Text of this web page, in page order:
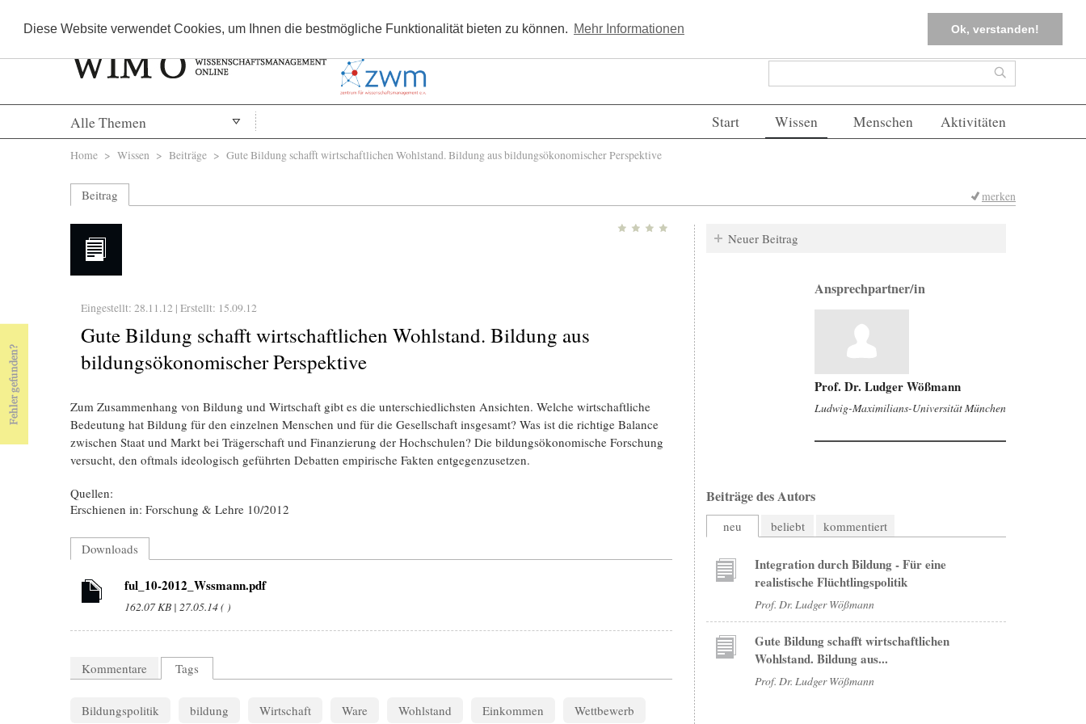
Diese Website verwendet Cookies, um Ihnen die bestmögliche Funktionalität bieten zu können. Mehr Informationen Ok, verstanden!
Kostenlos registrieren FAQs Einloggen
Suchformular Suche
Alle Themen Start Wissen Menschen Aktivitäten
Sie sind hier
Home > Wissen > Beiträge > Gute Bildung schafft wirtschaftlichen Wohlstand. Bildung aus bildungsökonomischer Perspektive
Beitrag merken
Eingestellt: 28.11.12 | Erstellt: 15.09.12
Gute Bildung schafft wirtschaftlichen Wohlstand. Bildung aus
bildungsökonomischer Perspektive
Zum Zusammenhang von Bildung und Wirtschaft gibt es die unterschiedlichsten Ansichten. Welche wirtschaftliche
Bedeutung hat Bildung für den einzelnen Menschen und für die Gesellschaft insgesamt? Was ist die richtige Balance
zwischen Staat und Markt bei Trägerschaft und Finanzierung der Hochschulen? Die bildungsökonomische Forschung
versucht, den oftmals ideologisch geführten Debatten empirische Fakten entgegenzusetzen.
Quellen:
Erschienen in: Forschung & Lehre 10/2012
Downloads
ful_10-2012_Wssmann.pdf
162.07 KB | 27.05.14 ( )
Kommentare Tags
Bildungspolitik bildung Wirtschaft Ware Wohlstand Einkommen Wettbewerb
Neuer Beitrag
Ansprechpartner/in
Prof. Dr. Ludger Wößmann
Ludwig-Maximilians-Universität München
Beiträge des Autors
neu beliebt kommentiert
Integration durch Bildung - Für eine
realistische Flüchtlingspolitik
Prof. Dr. Ludger Wößmann
Gute Bildung schafft wirtschaftlichen
Wohlstand. Bildung aus...
Prof. Dr. Ludger Wößmann